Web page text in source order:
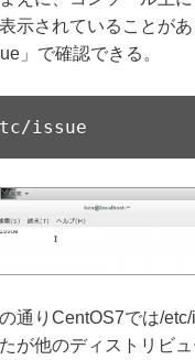
示されていることが
」で確認できる。
issue
通りCentOS7では/
が他のディストリビ